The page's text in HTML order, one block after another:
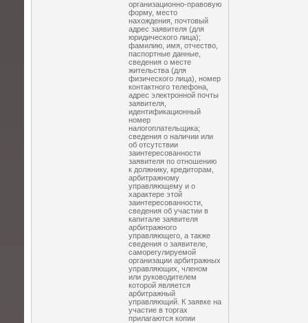
организационно-правовую
форму, место
нахождения, почтовый
адрес заявителя (для
юридического лица);
фамилию, имя, отчество,
паспортные данные,
сведения о месте
жительства (для
физического лица), номер
контактного телефона,
адрес электронной почты
заявителя,
идентификационный
номер
налогоплательщика;
сведения о наличии или
об отсутствии
заинтересованности
заявителя по отношению
к должнику, кредиторам,
арбитражному
управляющему и о
характере этой
заинтересованности,
сведения об участии в
капитале заявителя
арбитражного
управляющего, а также
сведения о заявителе,
саморегулируемой
организации арбитражных
управляющих, членом
или руководителем
которой является
арбитражный
управляющий. К заявке на
участие в торгах
прилагаются копии